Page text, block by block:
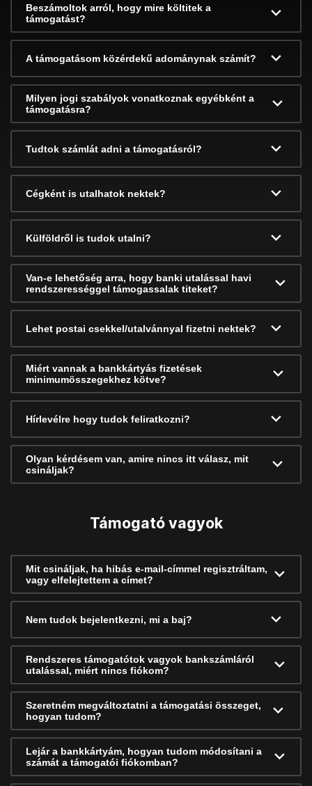
Beszámoltok arról, hogy mire költitek a
támogatást?
A támogatásom közérdekű adománynak számít?
Milyen jogi szabályok vonatkoznak egyébként a
támogatásra?
Tudtok számlát adni a támogatásról?
Cégként is utalhatok nektek?
Külföldről is tudok utalni?
Van-e lehetőség arra, hogy banki utalással havi
rendszerességgel támogassalak titeket?
Lehet postai csekkel/utalvánnyal fizetni nektek?
Miért vannak a bankkártyás fizetések
minimumösszegekhez kötve?
Hírlevélre hogy tudok feliratkozni?
Olyan kérdésem van, amire nincs itt válasz, mit
csináljak?
Támogató vagyok
Mit csináljak, ha hibás e-mail-címmel regisztráltam,
vagy elfelejtettem a címet?
Nem tudok bejelentkezni, mi a baj?
Rendszeres támogatótok vagyok bankszámláról
utalással, miért nincs fiókom?
Szeretném megváltoztatni a támogatási összeget,
hogyan tudom?
Lejár a bankkártyám, hogyan tudom módosítani a
számát a támogatói fiókomban?